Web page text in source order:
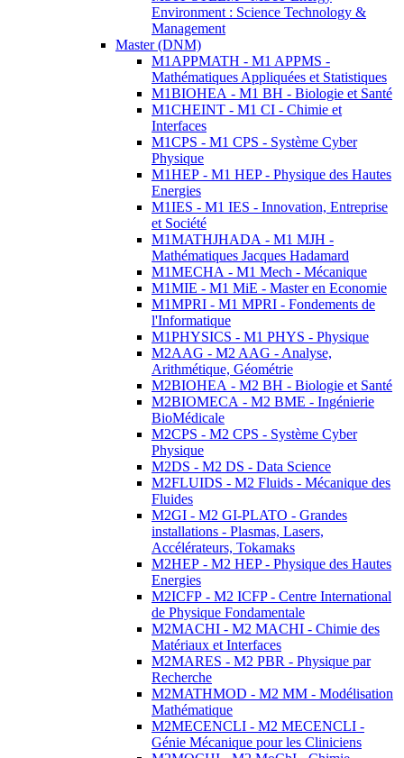
Environment : Science Technology &
Management
Master (DNM)
M1APPMATH - M1 APPMS -
Mathématiques Appliquées et Statistiques
M1BIOHEA - M1 BH - Biologie et Santé
M1CHEINT - M1 CI - Chimie et
Interfaces
M1CPS - M1 CPS - Système Cyber
Physique
M1HEP - M1 HEP - Physique des Hautes
Energies
M1IES - M1 IES - Innovation, Entreprise
et Société
M1MATHJHADA - M1 MJH -
Mathématiques Jacques Hadamard
M1MECHA - M1 Mech - Mécanique
M1MIE - M1 MiE - Master en Economie
M1MPRI - M1 MPRI - Fondements de
l'Informatique
M1PHYSICS - M1 PHYS - Physique
M2AAG - M2 AAG - Analyse,
Arithmétique, Géométrie
M2BIOHEA - M2 BH - Biologie et Santé
M2BIOMECA - M2 BME - Ingénierie
BioMédicale
M2CPS - M2 CPS - Système Cyber
Physique
M2DS - M2 DS - Data Science
M2FLUIDS - M2 Fluids - Mécanique des
Fluides
M2GI - M2 GI-PLATO - Grandes
installations - Plasmas, Lasers,
Accélérateurs, Tokamaks
M2HEP - M2 HEP - Physique des Hautes
Energies
M2ICFP - M2 ICFP - Centre International
de Physique Fondamentale
M2MACHI - M2 MACHI - Chimie des
Matériaux et Interfaces
M2MARES - M2 PBR - Physique par
Recherche
M2MATHMOD - M2 MM - Modélisation
Mathématique
M2MECENCLI - M2 MECENCLI -
Génie Mécanique pour les Cliniciens